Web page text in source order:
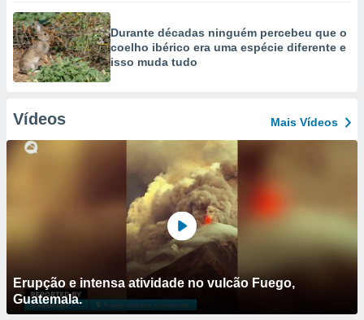
Durante décadas ninguém percebeu que o
coelho ibérico era uma espécie diferente e
isso muda tudo
Vídeos Mais Vídeos
Erupção e intensa atividade no vulcão Fuego,
Guatemala.